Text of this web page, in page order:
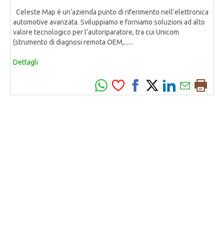
Celeste Map è un’azienda punto di riferimento nell’elettronica
automotive avanzata. Sviluppiamo e forniamo soluzioni ad alto
valore tecnologico per l’autoriparatore, tra cui Unicom
(strumento di diagnosi remota OEM,......
Dettagli